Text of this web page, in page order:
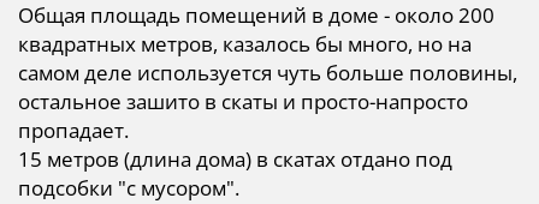
Общая площадь помещений в доме - около 200
квадратных метров, казалось бы много, но на
самом деле используется чуть больше половины,
остальное зашито в скаты и просто-напросто
пропадает.
15 метров (длина дома) в скатах отдано под
подсобки "с мусором".